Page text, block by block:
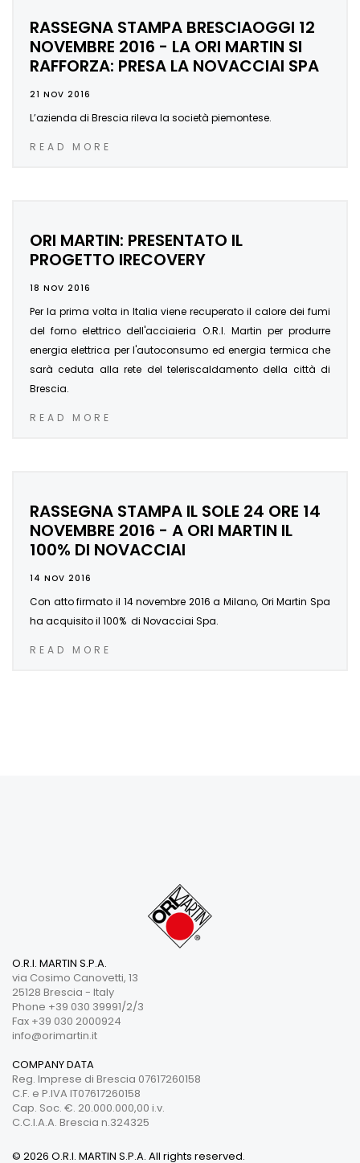
RASSEGNA STAMPA BRESCIAOGGI 12
NOVEMBRE 2016 - LA ORI MARTIN SI
RAFFORZA: PRESA LA NOVACCIAI SPA
21 NOV 2016
L’azienda di Brescia rileva la società piemontese.
READ MORE
ORI MARTIN: PRESENTATO IL
PROGETTO IRECOVERY
18 NOV 2016
Per la prima volta in Italia viene recuperato il calore dei fumi
del forno elettrico dell'acciaieria O.R.I. Martin per produrre
energia elettrica per l'autoconsumo ed energia termica che
sarà ceduta alla rete del teleriscaldamento della città di
Brescia.
READ MORE
RASSEGNA STAMPA IL SOLE 24 ORE 14
NOVEMBRE 2016 - A ORI MARTIN IL
100% DI NOVACCIAI
14 NOV 2016
Con atto firmato il 14 novembre 2016 a Milano, Ori Martin Spa
ha acquisito il 100% di Novacciai Spa.
READ MORE
O.R.I. MARTIN S.P.A.
via Cosimo Canovetti, 13
25128 Brescia - Italy
Phone +39 030 39991/2/3
Fax +39 030 2000924
info@orimartin.it
COMPANY DATA
Reg. Imprese di Brescia 07617260158
C.F. e P.IVA IT07617260158
Cap. Soc. €. 20.000.000,00 i.v.
C.C.I.A.A. Brescia n.324325
© 2026 O.R.I. MARTIN S.P.A. All rights reserved.